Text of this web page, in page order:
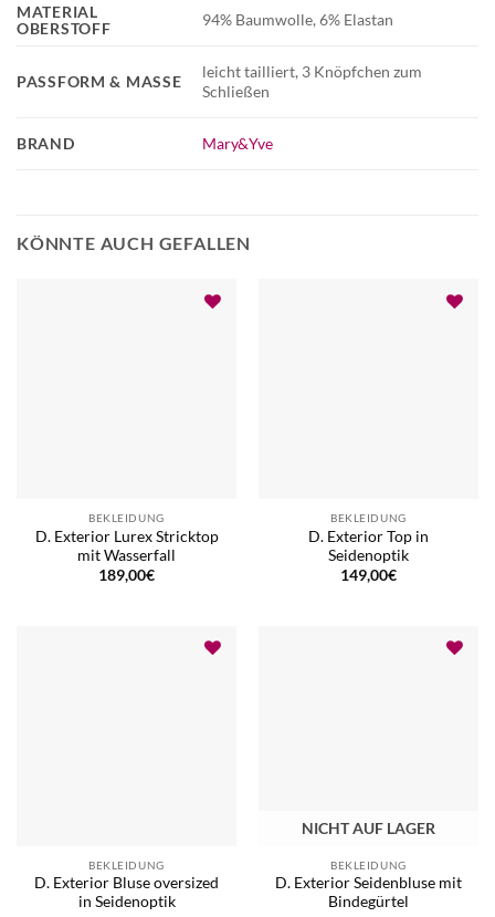
BRAND Mary&Yve
MATERIAL
OBERSTOFF
94% Baumwolle, 6% Elastan
PASSFORM & MASSE
leicht tailliert, 3 Knöpfchen zum
Schließen
KÖNNTE AUCH GEFALLEN
BEKLEIDUNG
D. Exterior Lurex Stricktop
mit Wasserfall
189,00€
BEKLEIDUNG
D. Exterior Top in
Seidenoptik
149,00€
BEKLEIDUNG
D. Exterior Bluse oversized
in Seidenoptik
NICHT AUF LAGER
BEKLEIDUNG
D. Exterior Seidenbluse mit
Bindegürtel